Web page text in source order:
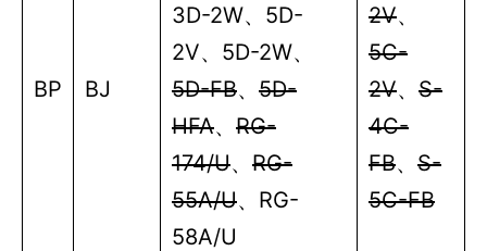
BP BJ
3D-2W、 5D-
2V、 5D-2W、
5D-FB、 5D-
HFA、 RG-
174/U、 RG-
55A/U、 RG-
58A/U
2V、
5C-
2V、 S-
4C-
FB、 S-
5C-FB